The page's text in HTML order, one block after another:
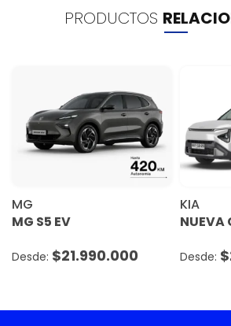
PRODUCTOS
MG
MG S5 EV
$21.990.000
KIA
NUEVA
$